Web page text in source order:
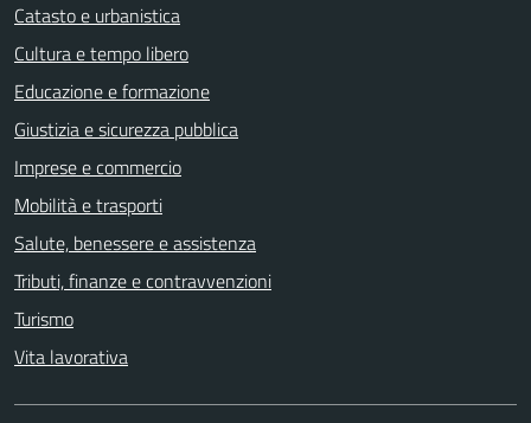
Catasto e urbanistica
Cultura e tempo libero
Educazione e formazione
Giustizia e sicurezza pubblica
Imprese e commercio
Mobilità e trasporti
Salute, benessere e assistenza
Tributi, finanze e contravvenzioni
Turismo
Vita lavorativa